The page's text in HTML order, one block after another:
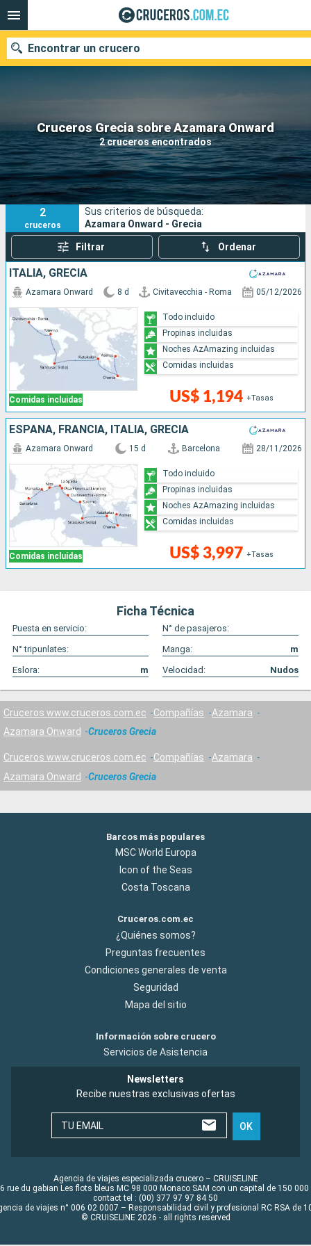
Cruceros Grecia sobre Azamara Onward
2 cruceros encontrados
Encontrar un crucero
Nuestros destinos
Fecha de salida
Puertos Compañías
Buscar
2
cruceros
Sus criterios de búsqueda:
Azamara Onward - Grecia
Filtrar Ordenar
ITALIA, GRECIA
Comidas incluidas
Azamara Onward 8 d Civitavecchia - Roma 05/12/2026
US$ 1,194 +Tasas
Todo incluido
Propinas incluidas
Noches AzAmazing incluidas
Comidas incluidas
ESPAÑA, FRANCIA, ITALIA, GRECIA
Comidas incluidas
Azamara Onward 15 d Barcelona 28/11/2026
US$ 3,997 +Tasas
Todo incluido
Propinas incluidas
Noches AzAmazing incluidas
Comidas incluidas
Ficha Técnica
Puesta en servicio:
N° de pasajeros:
N° tripunlates:
Manga:
m
Eslora:
m Velocidad: Nudos
Cruceros www.cruceros.com.ec Compañías
Azamara
Azamara Onward
Cruceros Grecia
Cruceros www.cruceros.com.ec Compañías
Azamara
Azamara Onward
Cruceros Grecia
Barcos más populares
MSC World Europa
Icon of the Seas
Costa Toscana
Cruceros.com.ec
¿Quiénes somos?
Preguntas frecuentes
Condiciones generales de venta
Seguridad
Mapa del sitio
Información sobre crucero
Servicios de Asistencia
Newsletters
Recibe nuestras exclusivas ofertas
TU EMAIL OK
Agencia de viajes especializada crucero – CRUISELINE
rue du gabian Les flots bleus MC 98 000 Monaco SAM con un capital de 150 000
contact tel : (00) 377 97 97 84 50
de viajes n° 006 02 0007 – Responsabilidad civil y profesional RC RSA de
© CRUISELINE 2026 - all rights reserved